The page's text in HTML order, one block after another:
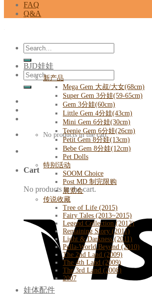
FAQ
Q&A
Search
for:
Search
for:
No products in the cart.
Cart
No products in the cart.
BJD娃娃
新产品
Mega Gem 大叔/大女(68cm)
Super Gem 3分娃(59-65cm)
Gem 3分娃(60cm)
Little Gem 4分娃(43cm)
Mini Gem 6分娃(30cm)
Teenie Gem 6分娃(26cm)
Petit Gem 8分娃(13cm)
Bebe Gem 8分娃(12cm)
Pet Dolls
特别活动
SOOM Choice
Post MD 制完限购
展览会
传说收藏
Tree of Life (2015)
Fairy Tales (2013~2015)
Legend Collection (2012)
Remaining Story (2011)
Light & Darkness (2011)
Pella-World Beyond (2010)
The 2nd Land (2009)
The 4th Land (2009)
The 3rd Land (2008)
2007
娃体配件